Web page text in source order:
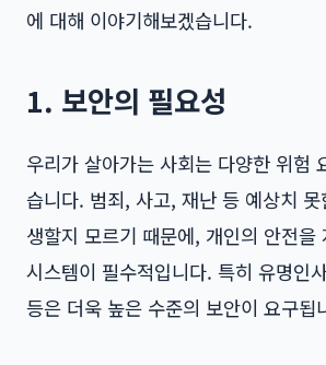
에 대해 이야기해보겠습니다.
1. 보안의 필요성
우리가 살아가는 사회는 다양한 위험
습니다. 범죄, 사고, 재난 등 예상치
생할지 모르기 때문에, 개인의 안전을
시스템이 필수적입니다. 특히 유명인
등은 더욱 높은 수준의 보안이 요구됩